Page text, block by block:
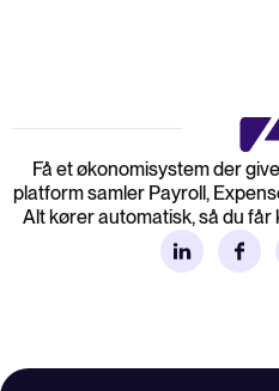
Få et økonomisystem der
platform samler Payroll,
Alt kører automatisk, så du